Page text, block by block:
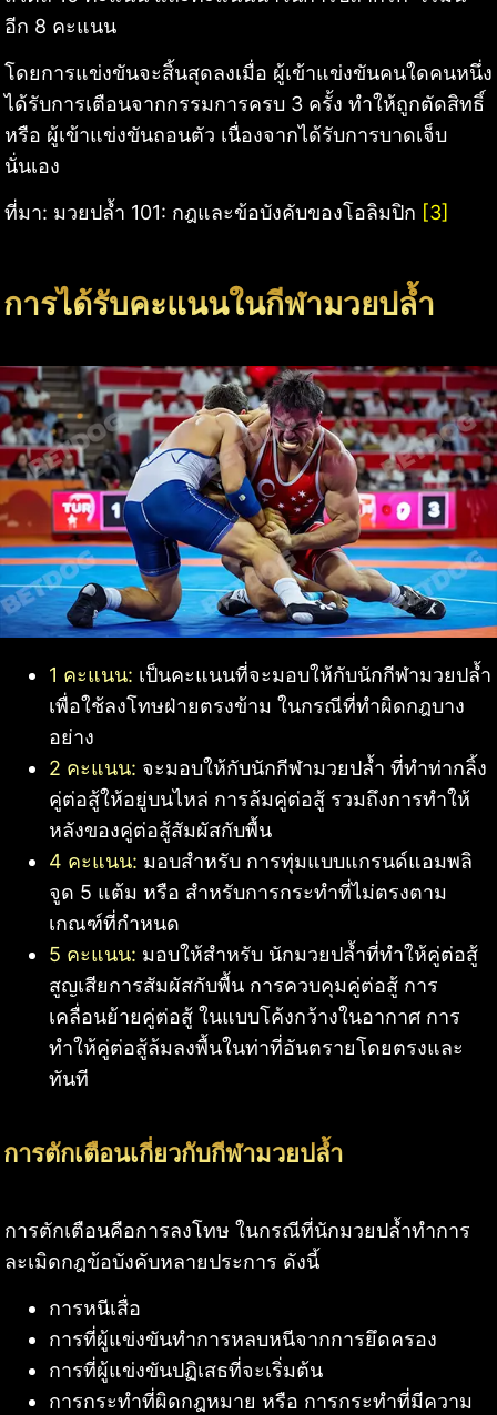
อีก 8 คะแนน
โดยการแข่งขันจะสิ้นสุดลงเมื่อ ผู้เข้าแข่งขันคนใดคนหนึ่ง
ได้รับการเตือนจากกรรมการครบ 3 ครั้ง ทำให้ถูกตัดสิทธิ์
หรือ ผู้เข้าแข่งขันถอนตัว เนื่องจากได้รับการบาดเจ็บ
นั่นเอง
ที่มา: มวยปล้ำ 101: กฎและข้อบังคับของโอลิมปิก [3]
การได้รับคะแนนในกีฬามวยปล้ำ
1 คะแนน: เป็นคะแนนที่จะมอบให้กับนักกีฬามวยปล้ำ
เพื่อใช้ลงโทษฝ่ายตรงข้าม ในกรณีที่ทำผิดกฎบาง
อย่าง
2 คะแนน: จะมอบให้กับนักกีฬามวยปล้ำ ที่ทำท่ากลิ้ง
คู่ต่อสู้ให้อยู่บนไหล่ การล้มคู่ต่อสู้ รวมถึงการทำให้
หลังของคู่ต่อสู้สัมผัสกับพื้น
4 คะแนน: มอบสำหรับ การทุ่มแบบแกรนด์แอมพลิ
จูด 5 แต้ม หรือ สำหรับการกระทำที่ไม่ตรงตาม
เกณฑ์ที่กำหนด
5 คะแนน: มอบให้สำหรับ นักมวยปล้ำที่ทำให้คู่ต่อสู้
สูญเสียการสัมผัสกับพื้น การควบคุมคู่ต่อสู้ การ
เคลื่อนย้ายคู่ต่อสู้ ในแบบโค้งกว้างในอากาศ การ
ทำให้คู่ต่อสู้ล้มลงพื้นในท่าที่อันตรายโดยตรงและ
ทันที
การตักเตือนเกี่ยวกับกีฬามวยปล้ำ
การตักเตือนคือการลงโทษ ในกรณีที่นักมวยปล้ำทำการ
ละเมิดกฎข้อบังคับหลายประการ ดังนี้
การหนีเสื่อ
การที่ผู้แข่งขันทำการหลบหนีจากการยึดครอง
การที่ผู้แข่งขันปฏิเสธที่จะเริ่มต้น
การกระทำที่ผิดกฎหมาย หรือ การกระทำที่มีความ